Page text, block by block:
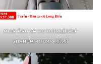
mua-ban-xe-cu-mitsubishi-
xpander-cross-2023